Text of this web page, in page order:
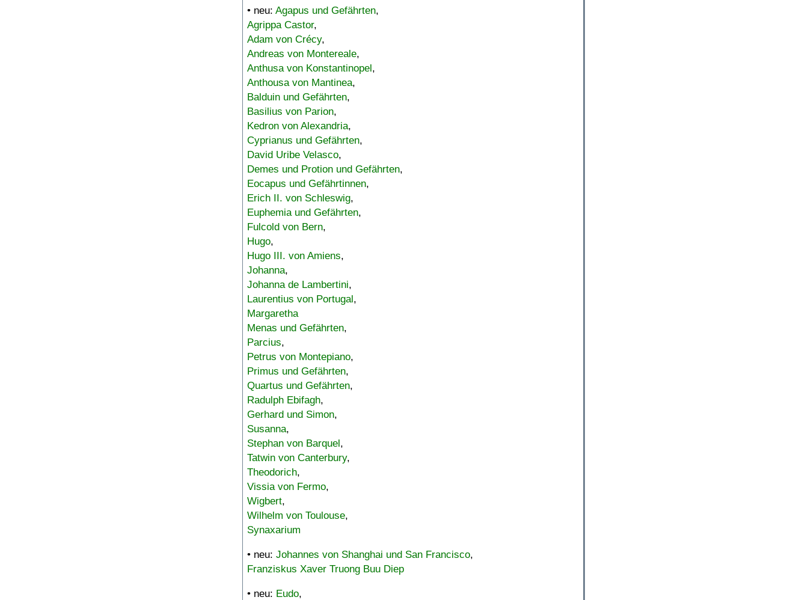
• neu: Agapus und Gefährten,
Agrippa Castor,
Adam von Crécy,
Andreas von Montereale,
Anthusa von Konstantinopel,
Anthousa von Mantinea,
Balduin und Gefährten,
Basilius von Parion,
Kedron von Alexandria,
Cyprianus und Gefährten,
David Uribe Velasco,
Demes und Protion und Gefährten,
Eocapus und Gefährtinnen,
Erich II. von Schleswig,
Euphemia und Gefährten,
Fulcold von Bern,
Hugo,
Hugo III. von Amiens,
Johanna,
Johanna de Lambertini,
Laurentius von Portugal,
Margaretha
Menas und Gefährten,
Parcius,
Petrus von Montepiano,
Primus und Gefährten,
Quartus und Gefährten,
Radulph Ebifagh,
Gerhard und Simon,
Susanna,
Stephan von Barquel,
Tatwin von Canterbury,
Theodorich,
Vissia von Fermo,
Wigbert,
Wilhelm von Toulouse,
Synaxarium
• neu: Johannes von Shanghai und San Francisco,
Franziskus Xaver Truong Buu Diep
• neu: Eudo,